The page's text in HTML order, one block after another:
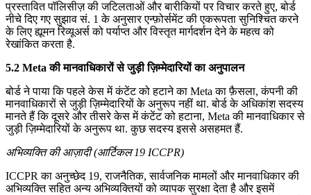
प्रस्तावित पॉलिसीज़ की जटिलताओं और बारीकियों पर विचार करते हुए, बोर्ड
नीचे दिए गए सुझाव सं. 1 के अनुसार एन्फ़ोर्समेंट की एकरूपता सुनिश्चित करने
के लिए ह्यूमन रिव्यूअर्स को पर्याप्त और विस्तृत मार्गदर्शन देने के महत्व को
रेखांकित करता है.
5.2 Meta की मानवाधिकारों से जुड़ी ज़िम्मेदारियों का अनुपालन
बोर्ड ने पाया कि पहले केस में कंटेंट को हटाने का Meta का फ़ैसला, कंपनी की
मानवाधिकारों से जुड़ी ज़िम्मेदारियों के अनुरूप नहीं था. बोर्ड के अधिकांश सदस्य
मानते हैं कि दूसरे और तीसरे केस में कंटेंट को हटाना, Meta की मानवाधिकार से
जुड़ी ज़िम्मेदारियों के अनुरूप था. कुछ सदस्य इससे असहमत हैं.
अभिव्यक्ति की आज़ादी (आर्टिकल 19 ICCPR)
ICCPR का अनुच्छेद 19, राजनैतिक, सार्वजनिक मामलों और मानवाधिकार की
अभिव्यक्ति सहित अन्य अभिव्यक्तियों को व्यापक सुरक्षा देता है और इसमें